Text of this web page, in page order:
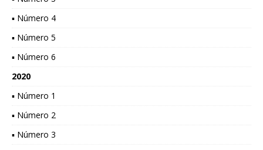
▪ Número 4
▪ Número 5
▪ Número 6
2020
▪ Número 1
▪ Número 2
▪ Número 3